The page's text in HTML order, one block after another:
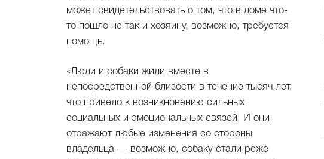
может свидетельствовать о том, что в доме что-
то пошло не так и хозяину, возможно, требуется
помощь.
«Люди и собаки жили вместе в
непосредственной близости в течение тысяч лет,
что привело к возникновению сильных
социальных и эмоциональных связей. И они
отражают любые изменения со стороны
владельца — возможно, собаку стали реже